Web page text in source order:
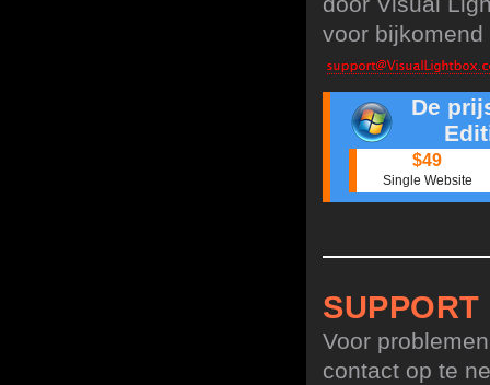
voor
De
$49
Single Website
SUPPORT
Voor
contact op te